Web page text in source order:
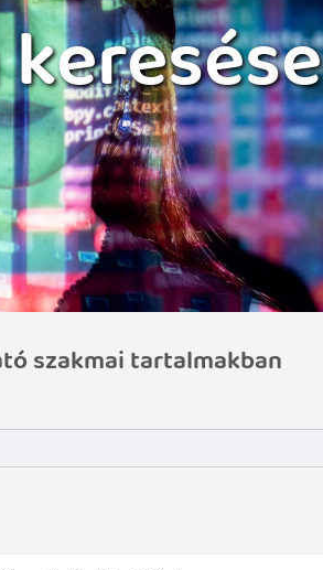
szakmai tartalmakban